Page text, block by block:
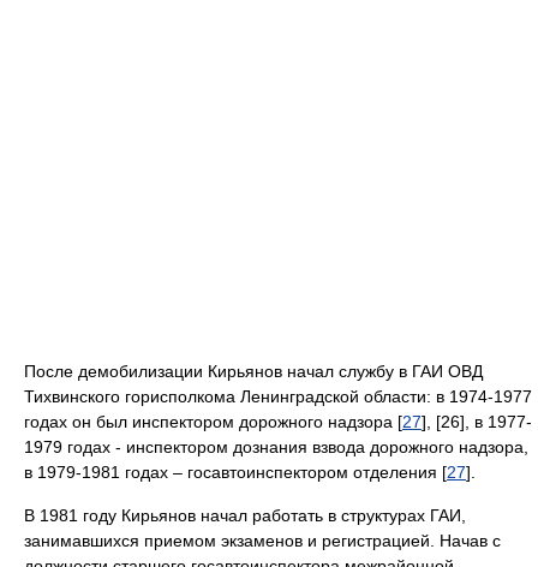
После демобилизации Кирьянов начал службу в ГАИ ОВД
Тихвинского горисполкома Ленинградской области: в 1974-1977
годах он был инспектором дорожного надзора [27], [26], в 1977-
1979 годах - инспектором дознания взвода дорожного надзора,
в 1979-1981 годах – госавтоинспектором отделения [27].
В 1981 году Кирьянов начал работать в структурах ГАИ,
занимавшихся приемом экзаменов и регистрацией. Начав с